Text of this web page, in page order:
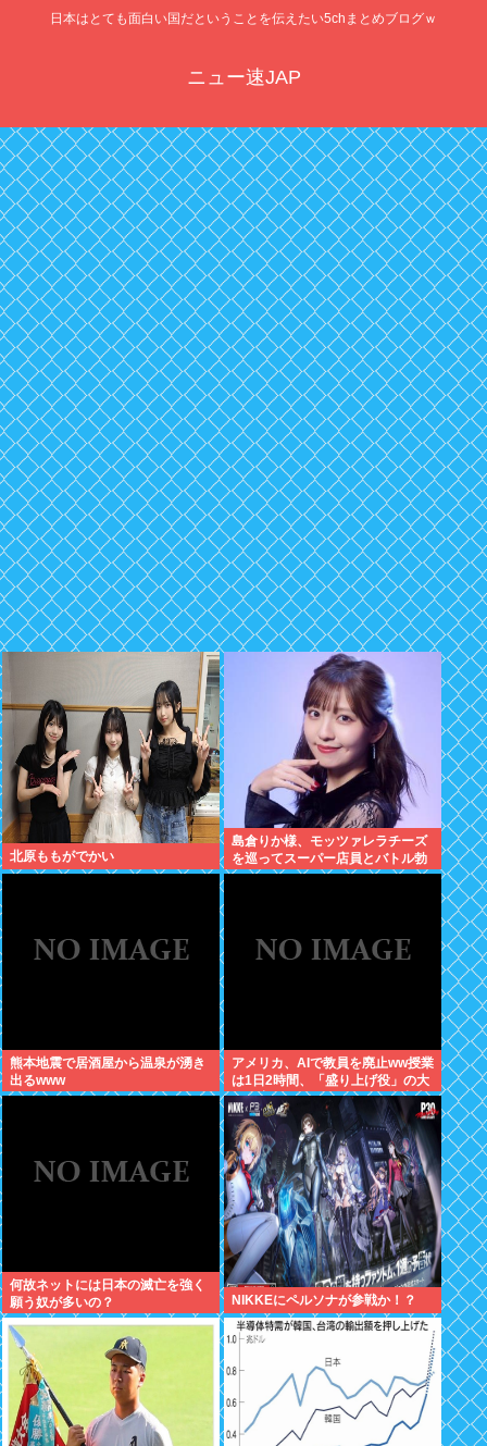
日本はとても面白い国だということを伝えたい5chまとめブログｗ
ニュー速JAP
北原ももがでかい
島倉りか様、モッツァレラチーズ
を巡ってスーパー店員とバトル勃
発ｗｗｗ
熊本地震で居酒屋から温泉が湧き
出るwww
アメリカ、AIで教員を廃止ww授業
は1日2時間、「盛り上げ役」の大
人が褒めてやる気を伸ばし学力大
幅アップ
何故ネットには日本の滅亡を強く
願う奴が多いの？
NIKKEにペルソナが参戦か！？